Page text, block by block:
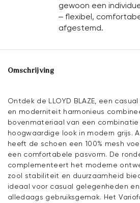
gewoon een
– flexibel,
afgestemd.
Omschrijving
Ontdek de LLOYD BLAZE, een
en moderniteit harmonieus
bovenmateriaal van een
hoogwaardige look in modern grijs.
heeft de schoen een 100% mesh
een comfortabele pasvorm. De
complementeert het moderne
zool stabiliteit en duurzaamheid
ideaal voor casual gelegenheden
alledaags gebruiksgemak. Het